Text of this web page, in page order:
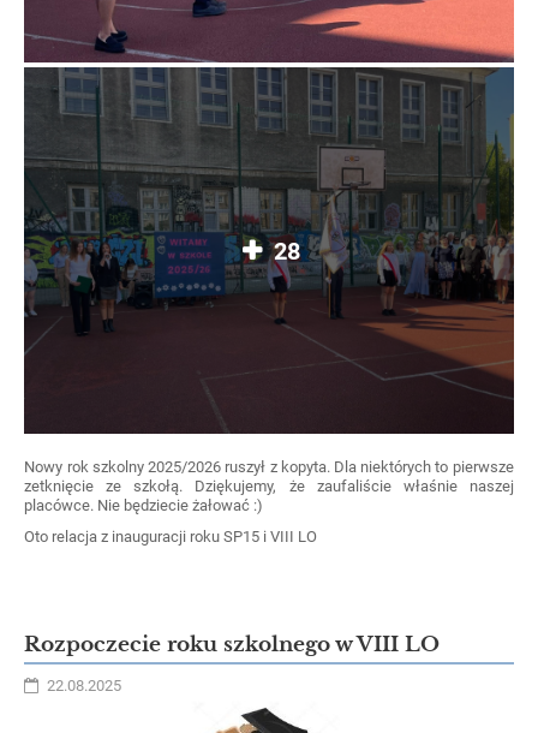
28
Nowy rok szkolny 2025/2026 ruszył z kopyta. Dla niektórych to pierwsze
zetknięcie ze szkołą. Dziękujemy, że zaufaliście właśnie naszej
placówce. Nie będziecie żałować :)
Oto relacja z inauguracji roku SP15 i VIII LO
Rozpoczecie roku szkolnego w VIII LO
22.08.2025